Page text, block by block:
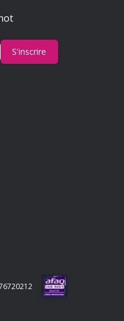
S'inscrire